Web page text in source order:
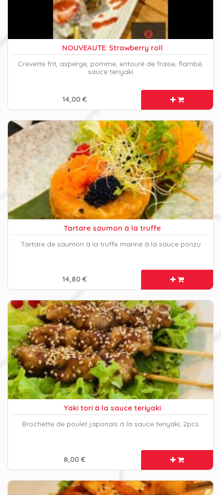
NOUVEAUTE: Strawberry roll
Crevette frit, asperge, pomme, entouré de fraise, flambé,
sauce teriyaki
14,00 €
Tartare saumon à la truffe
Tartare de saumon à la truffe mariné à la sauce ponzu
14,80 €
Yaki tori à la sauce teriyaki
Brochette de poulet japonais à la sauce teriyaki, 2pcs
8,00 €